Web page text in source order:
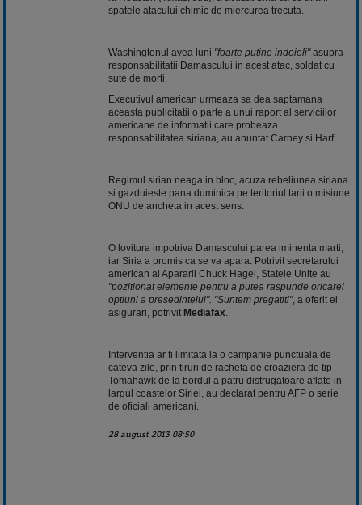
spatele atacului chimic de miercurea trecuta.
Washingtonul avea luni "foarte putine indoieli"asupra
responsabilitatii Damascului in acest atac, soldat cu
sute de morti.
Executivul american urmeaza sa dea saptamana
aceasta publicitatii o parte a unui raport al serviciilor
americane de informatii care probeaza
responsabilitatea siriana, au anuntat Carney si Harf.
Regimul sirian neaga in bloc, acuza rebeliunea siriana
si gazduieste pana duminica pe teritoriul tarii o misiune
ONU de ancheta in acest sens.
O lovitura impotriva Damascului parea iminenta marti,
iar Siria a promis ca se va apara. Potrivit secretarului
american al Apararii Chuck Hagel, Statele Unite au
"pozitionat elemente pentru a putea raspunde oricarei
optiuni a presedintelui". "Suntem pregatiti", a oferit el
asigurari, potrivit Mediafax
Interventia ar fi limitata la o campanie punctuala de
cateva zile, prin tiruri de racheta de croaziera de tip
Tomahawk de la bordul a patru distrugatoare aflate in
largul coastelor Siriei, au declarat pentru AFP o serie
de oficiali americani.
28 august 2013 08:50